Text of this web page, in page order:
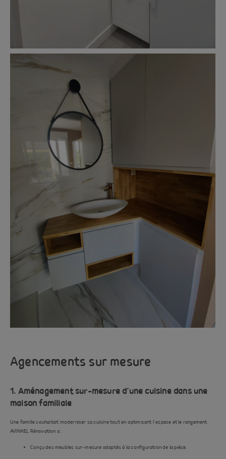
Agencements sur mesure
1. Aménagement sur-mesure d’une cuisine dans une
maison familiale
Une famille souhaitait moderniser sa cuisine tout en optimisant l’espace et le rangement.
AVINKEL Rénovation a :
Conçu des meubles sur-mesure adaptés à la configuration de la pièce.